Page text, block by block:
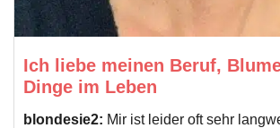
Ich liebe meinen Beruf,
Dinge im Leben
blondesie2: Mir ist leider oft sehr